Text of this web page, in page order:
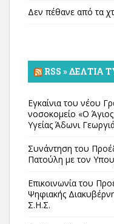
Δεν πέθανε από τα
RSS » ΔΕΛΤΊΑ
Εγκαίνια του νέου
νοσοκομείο «Ο
Υγείας Άδωνι
Συνάντηση του
Πατούλη με τον
Επικοινωνία του
Ψηφιακής
Σ.Η.Σ.